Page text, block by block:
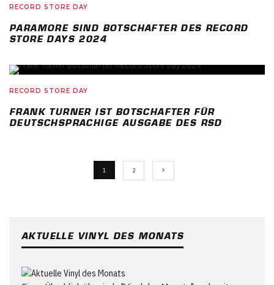
RECORD STORE DAY
PARAMORE SIND BOTSCHAFTER DES RECORD
STORE DAYS 2024
RECORD STORE DAY
FRANK TURNER IST BOTSCHAFTER FÜR
DEUTSCHSPRACHIGE AUSGABE DES RSD
1 2
AKTUELLE VINYL DES MONATS